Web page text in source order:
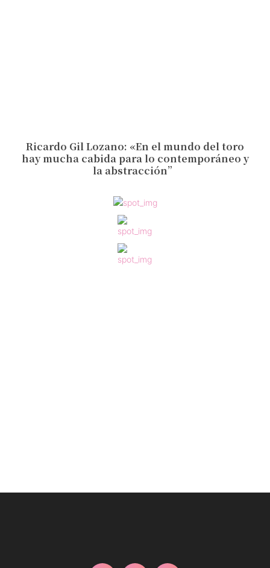
Ricardo Gil Lozano: «En el mundo del toro
hay mucha cabida para lo contemporáneo y
la abstracción”